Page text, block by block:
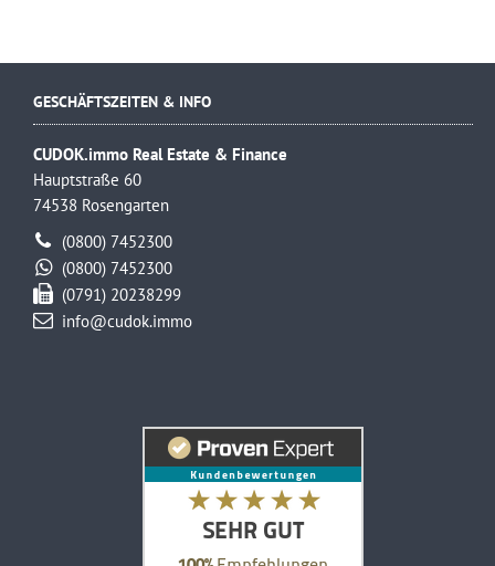
GESCHÄFTSZEITEN & INFO
CUDOK.immo Real Estate & Finance
Hauptstraße 60
74538 Rosengarten
(0800) 7452300
(0800) 7452300
(0791) 20238299
info@cudok.immo